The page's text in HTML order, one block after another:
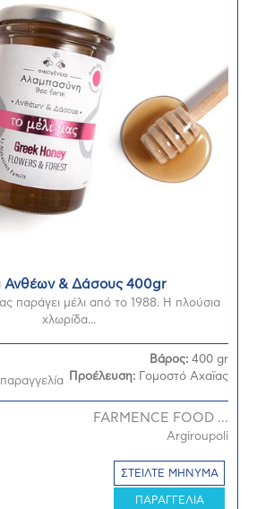
Ανθέων & Δάσους 400gr
παράγει μέλι από το 1988. Η πλούσια
χλωρίδα...
Βάρος: 400 gr
Προέλευση:
Γομοστό Αχαϊας
FARMENCE FOOD ...
Argiroupoli
ΣΤΕΙΛΤΕ ΜΗΝΥΜΑ
ΠΑΡΑΓΓΕΛΙΑ